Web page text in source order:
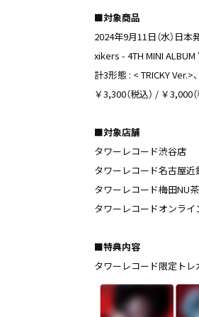
■対象商品
2024年9月11日（水）日本
xikers - 4TH MINI ALBUM
計3形態 : < TRICKY Ver.>
￥3,300（税込） / ￥3,000（
■対象店舗
タワーレコード渋谷店
タワーレコード名古屋近
タワーレコード梅田NU
タワーレコードオンライ
■特典内容
タワーレコード限定トレ